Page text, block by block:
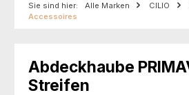
Sie sind hier: Alle Marken CILIO
Accessoires
Abdeckhaube
Streifen